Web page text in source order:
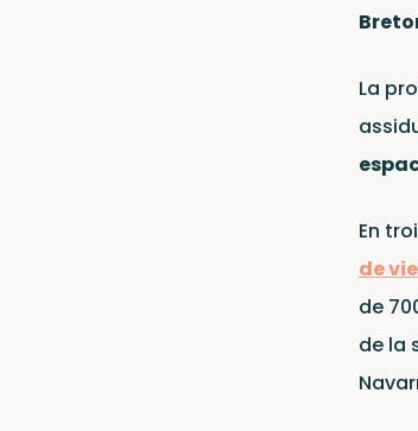
La
En
de vie
de
de la
Pour